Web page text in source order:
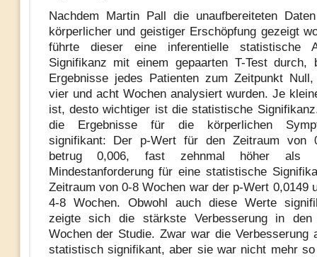
Nachdem Martin Pall die unaufbereiteten
körperlicher und geistiger Erschöpfung gezeigt
führte dieser eine inferentielle statistische
Signifikanz mit einem gepaarten T-Test durch,
Ergebnisse jedes Patienten zum Zeitpunkt
vier und acht Wochen analysiert wurden. Je
ist, desto wichtiger ist die statistische
die Ergebnisse für die körperlichen
signifikant: Der p-Wert für den Zeitraum von
betrug 0,006, fast zehnmal höher als
Mindestanforderung für eine statistische
Zeitraum von 0-8 Wochen war der p-Wert 0,0149
4-8 Wochen. Obwohl auch diese Werte
zeigte sich die stärkste Verbesserung in
Wochen der Studie. Zwar war die Verbesserung
statistisch signifikant, aber sie war nicht mehr